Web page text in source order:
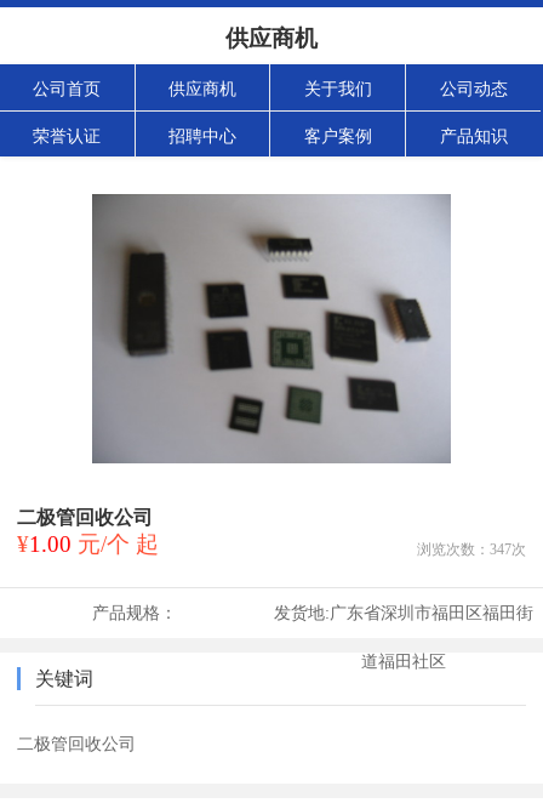
供应商机
公司首页 供应商机 关于我们 公司动态
荣誉认证 招聘中心 客户案例 产品知识
二极管回收公司
¥1.00 元/个 起 浏览次数： 347次
产品规格： 发货地:广东省深圳市福田区福田街
道福田社区
关键词
二极管回收公司